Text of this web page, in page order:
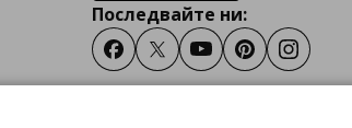
Последвайте ни:
FacebookTwitterYoutubePinterestInstagram